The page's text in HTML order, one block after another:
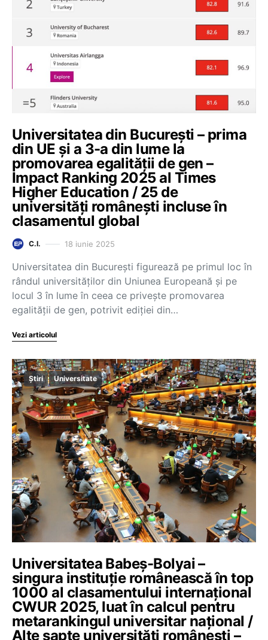
Universitatea din București – prima
din UE și a 3-a din lume la
promovarea egalității de gen –
Impact Ranking 2025 al Times
Higher Education / 25 de
universități românești incluse în
clasamentul global
C.I. 18 iunie 2025
Universitatea din București figurează pe primul loc în
rândul universităților din Uniunea Europeană și pe
locul 3 în lume în ceea ce privește promovarea
egalității de gen, potrivit ediției din…
Vezi articolul
Știri Universitate
Universitatea Babeș-Bolyai –
singura instituție românească în top
1000 al clasamentului internațional
CWUR 2025, luat în calcul pentru
metarankingul universitar național /
Alte șapte universități românești –